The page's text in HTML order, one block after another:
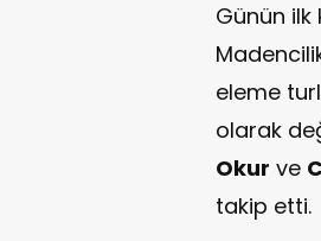
Günün ilk
eleme
olarak
Okur ve
takip etti.